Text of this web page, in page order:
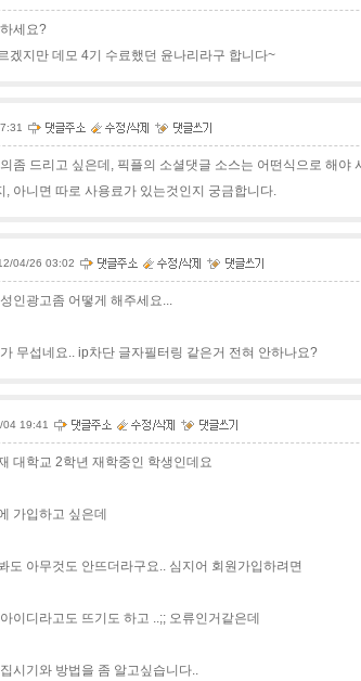
세요?
겠지만 데모 4기 수료했던 윤나리라구 합니다~
좀 드리고 싶은데, 픽플의 소셜댓글 소스는 어떤식으로 해야
, 아니면 따로 사용료가 있는것인지 궁금합니다.
04/26 03:02
인광고좀 어떻게 해주세요...
무섭네요.. ip차단 글자필터링 같은거 전혀 안하나요?
19:41
대학교 2학년 재학중인 학생인데요
가입하고 싶은데
도 아무것도 안뜨더라구요.. 심지어 회원가입하려면
이디라고도 뜨기도 하고 ..;; 오류인거같은데
시기와 방법을 좀 알고싶습니다..